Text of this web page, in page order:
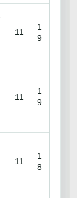
11
1
9
11
1
9
11
1
8